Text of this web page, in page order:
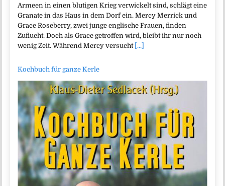
Armeen in einen blutigen Krieg verwickelt sind, schlägt eine
Granate in das Haus in dem Dorf ein. Mercy Merrick und
Grace Roseberry, zwei junge englische Frauen, finden
Zuflucht. Doch als Grace getroffen wird, bleibt ihr nur noch
wenig Zeit. Während Mercy versucht [...]
Kochbuch für ganze Kerle